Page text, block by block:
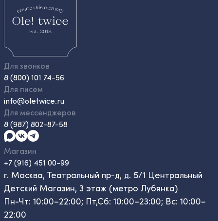
Для звонков
8 (800) 101 74-56
Для писем
info@oletwice.ru
Для мессенджеров
8 (987) 802-87-58
Магазин
+7 (916) 451 00-99
г. Москва, Театральный пр-д, д. 5/1 Центральный
Детский Магазин, 3 этаж (метро Лубянка)
Пн-Чт: 10:00–22:00; Пт,Сб: 10:00–23:00; Вс: 10:00–
22:00